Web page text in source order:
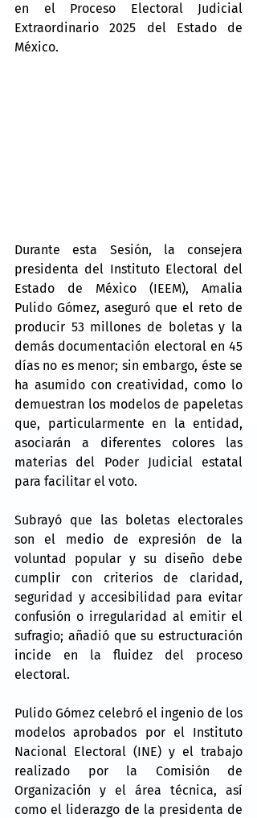
en el Proceso Electoral Judicial
Extraordinario 2025 del Estado de
México.
Durante esta Sesión, la consejera
presidenta del Instituto Electoral del
Estado de México (IEEM), Amalia
Pulido Gómez, aseguró que el reto de
producir 53 millones de boletas y la
demás documentación electoral en 45
días no es menor; sin embargo, éste se
ha asumido con creatividad, como lo
demuestran los modelos de papeletas
que, particularmente en la entidad,
asociarán a diferentes colores las
materias del Poder Judicial estatal
para facilitar el voto.
Subrayó que las boletas electorales
son el medio de expresión de la
voluntad popular y su diseño debe
cumplir con criterios de claridad,
seguridad y accesibilidad para evitar
confusión o irregularidad al emitir el
sufragio; añadió que su estructuración
incide en la fluidez del proceso
electoral.
Pulido Gómez celebró el ingenio de los
modelos aprobados por el Instituto
Nacional Electoral (INE) y el trabajo
realizado por la Comisión de
Organización y el área técnica, así
como el liderazgo de la presidenta de